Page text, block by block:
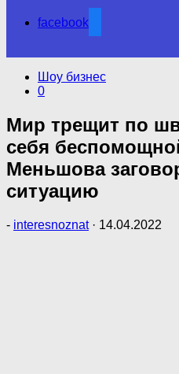
facebook
Шоу бизнес
0
Мир трещит по
себя
Меньшова
ситуацию
- interesnoznat · 14.04.2022